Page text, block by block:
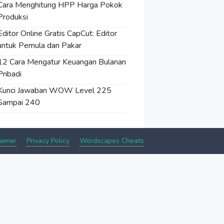
Menghitung HPP Harga Pokok
Online Gratis CapCut: Editor
Pemula dan Pakar
Cara Mengatur Keuangan Bulanan
Jawaban WOW Level 225
240
Privacy Policy Wordscapes Cheats